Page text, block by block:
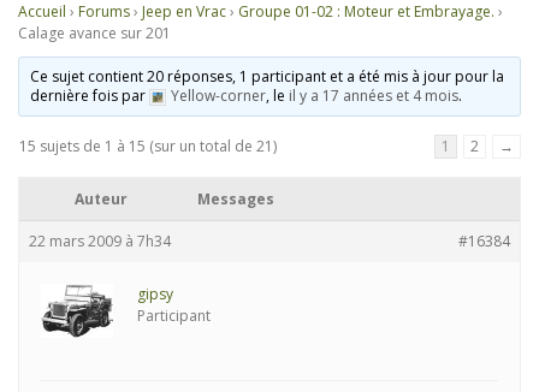
DOCUMENTATIONS FORUMS S’INSCRIRE
CONNEXION
Accueil › Forums› Jeep en Vrac› Groupe 01-02 : Moteur et Embrayage. ›
Calage avance sur 201
Ce sujet contient 20 réponses, 1 participant et a été mis à jour pour la
dernière fois par
Yellow-corner, le il y a 17 années et 4 mois.
15 sujets de 1 à 15 (sur un total de 21) 1 2 →
Auteur Messages
22 mars 2009 à 7h34 #16384
gipsy
Participant